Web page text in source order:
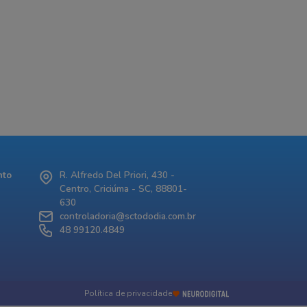
R. Alfredo Del Priori, 430 -
Centro, Criciúma - SC, 88801-
630
controladoria@sctododia.com.br
48 99120.4849
Política de privacidade